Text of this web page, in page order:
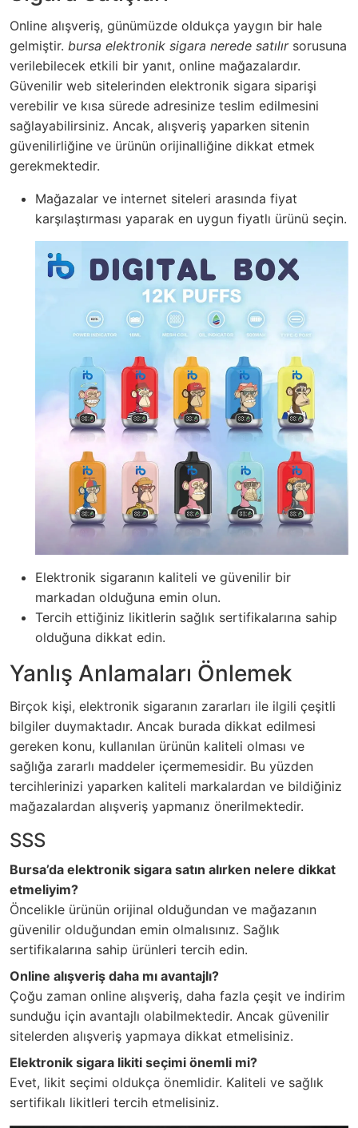
Online alışveriş, günümüzde oldukça yaygın bir hale
gelmiştir. bursa elektronik sigara nerede satılırsorusuna
verilebilecek etkili bir yanıt, online mağazalardır.
Güvenilir web sitelerinden elektronik sigara siparişi
verebilir ve kısa sürede adresinize teslim edilmesini
sağlayabilirsiniz. Ancak, alışveriş yaparken sitenin
güvenilirliğine ve ürünün orijinalliğine dikkat etmek
gerekmektedir.
Mağazalar ve internet siteleri arasında fiyat
karşılaştırması yaparak en uygun fiyatlı ürünü seçin.
Elektronik sigaranın kaliteli ve güvenilir bir
markadan olduğuna emin olun.
Tercih ettiğiniz likitlerin sağlık sertifikalarına sahip
olduğuna dikkat edin.
Yanlış Anlamaları Önlemek
Birçok kişi, elektronik sigaranın zararları ile ilgili çeşitli
bilgiler duymaktadır. Ancak burada dikkat edilmesi
gereken konu, kullanılan ürünün kaliteli olması ve
sağlığa zararlı maddeler içermemesidir. Bu yüzden
tercihlerinizi yaparken kaliteli markalardan ve bildiğiniz
mağazalardan alışveriş yapmanız önerilmektedir.
SSS
Bursa’da elektronik sigara satın alırken nelere dikkat
etmeliyim?
Öncelikle ürünün orijinal olduğundan ve mağazanın
güvenilir olduğundan emin olmalısınız. Sağlık
sertifikalarına sahip ürünleri tercih edin.
Online alışveriş daha mı avantajlı?
Çoğu zaman online alışveriş, daha fazla çeşit ve indirim
sunduğu için avantajlı olabilmektedir. Ancak güvenilir
sitelerden alışveriş yapmaya dikkat etmelisiniz.
Elektronik sigara likiti seçimi önemli mi?
Evet, likit seçimi oldukça önemlidir. Kaliteli ve sağlık
sertifikalı likitleri tercih etmelisiniz.